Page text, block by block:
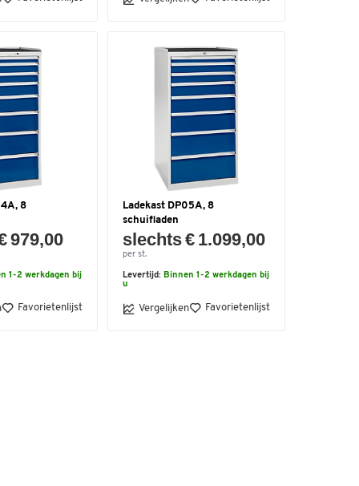
8
979,00
1-2 werkdagen bij
Favorietenlijst
Ladekast DP05A, 8
schuifladen
slechts € 1.099,00
per st.
Levertijd: Binnen 1-2 werkdagen bij
u
Vergelijken Favorietenlijst